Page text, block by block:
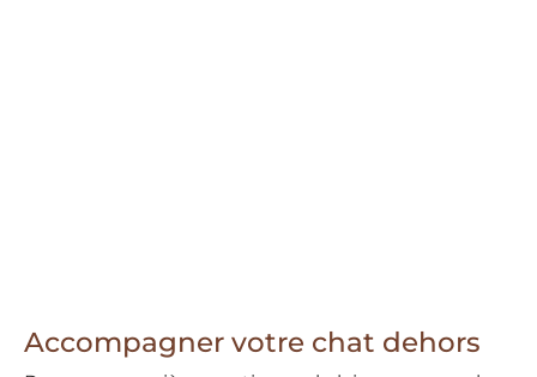
Accompagner votre chat dehors